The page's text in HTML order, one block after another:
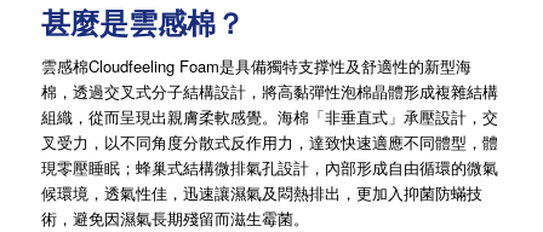
甚麼是雲感棉？
雲感棉Cloudfeeling Foam是具備獨特支撑性及舒適性的新型海
棉，透過交叉式分子結構設計，將高黏彈性泡棉晶體形成複雜結構
組織，從而呈現出親膚柔軟感覺。海棉「非垂直式」承壓設計，交
叉受力，以不同角度分散式反作用力，達致快速適應不同體型，體
現零壓睡眠；蜂巢式結構微排氣孔設計，內部形成自由循環的微氣
候環境，透氣性佳，迅速讓濕氣及悶熱排出，更加入抑菌防蟎技
術，避免因濕氣長期殘留而滋生霉菌。